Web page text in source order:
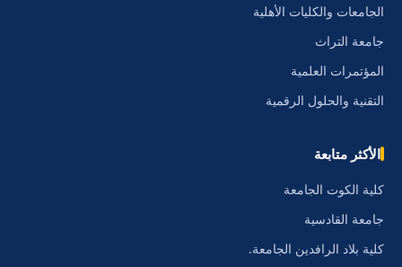
الجامعات والكليات الأهلية
جامعة التراث
المؤتمرات العلمية
التقنية والحلول الرقمية
الأكثر متابعة
كلية الكوت الجامعة
جامعة القادسية
كلية بلاد الرافدين الجامعة.